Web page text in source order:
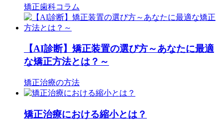
矯正歯科コラム
【AI診断】矯正装置の選び方～あなたに最適
な矯正方法とは？～
矯正治療の方法
矯正治療における縮小とは？